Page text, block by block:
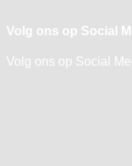
Volg ons op Social
Volg ons op Social